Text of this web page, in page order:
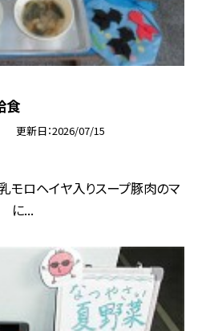
食
更新日 2026/07/15
モロヘイヤ入りスープ豚肉のマ
に...